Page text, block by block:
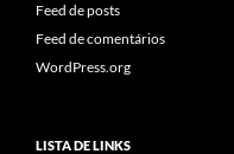
Feed de posts
Feed de comentários
WordPress.org
LISTA DE LINKS